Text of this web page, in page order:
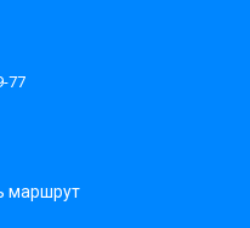
77
маршрут